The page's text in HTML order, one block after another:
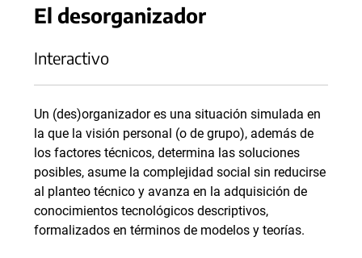
El desorganizador
Interactivo
Un (des)organizador es una situación simulada en
la que la visión personal (o de grupo), además de
los factores técnicos, determina las soluciones
posibles, asume la complejidad social sin reducirse
al planteo técnico y avanza en la adquisición de
conocimientos tecnológicos descriptivos,
formalizados en términos de modelos y teorías.